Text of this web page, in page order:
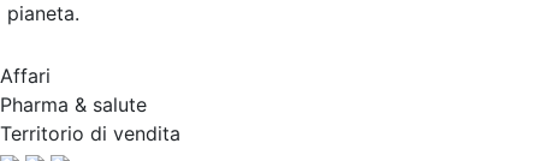
pianeta.
Affari
Pharma & salute
Territorio di vendita